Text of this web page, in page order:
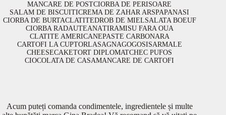
MANCARE DE POSTCIORBA DE PERISOARE
SALAM DE BISCUITICREMA DE ZAHAR ARSPAPANASI
CIORBA DE BURTACLATITEDROB DE MIELSALATA BOEUF
CIORBA RADAUTEANATIRAMISU FARA OUA
CLATITE AMERICANEPASTE CARBONARA
CARTOFI LA CUPTORLASAGNAGOGOSISARMALE
CHEESECAKETORT DIPLOMATCHEC PUFOS
CIOCOLATA DE CASAMANCARE DE CARTOFI
Acum puteți comanda condimentele, ingredientele și multe